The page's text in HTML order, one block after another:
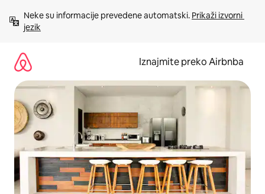
sadržaj
Neke su informacije prevedene automatski. Prikaži izvorni
jezik
Iznajmite preko Airbnba